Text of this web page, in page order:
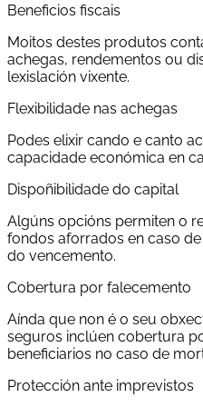
Beneficios fiscais
Moitos destes produtos
achegas, rendementos ou
lexislación vixente.
Flexibilidade nas achegas
Podes elixir cando e canto
capacidade económica en
Dispoñibilidade do capital
Algúns opcións permiten o
fondos aforrados en caso
do vencemento.
Cobertura por falecemento
Aínda que non é o seu
seguros inclúen cobertura
beneficiarios no caso de
Protección ante imprevistos